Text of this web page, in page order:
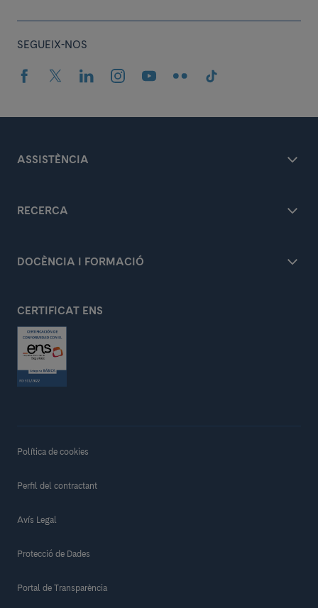
SEGUEIX-NOS
ASSISTÈNCIA
RECERCA
DOCÈNCIA I FORMACIÓ
CERTIFICAT ENS
Política de cookies
Perfil del contractant
Avís Legal
Protecció de Dades
Portal de Transparència